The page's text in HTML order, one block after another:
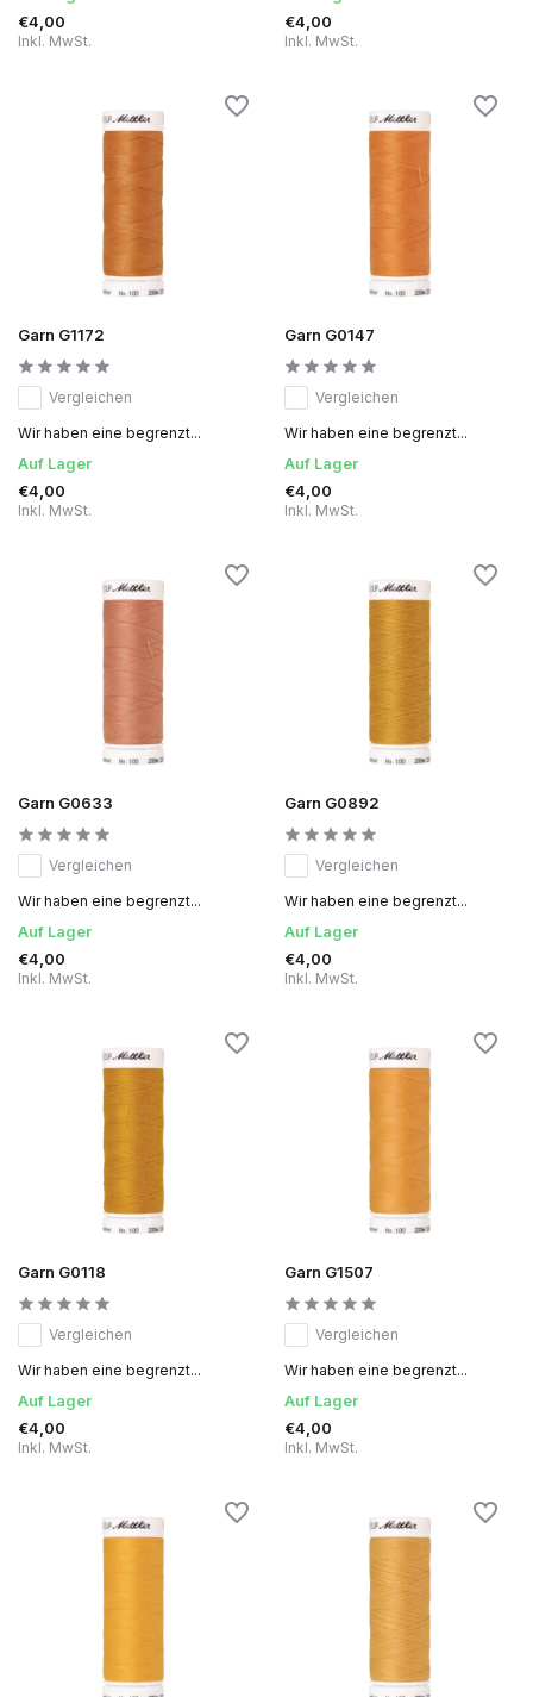
€4,00
Inkl. MwSt.
€4,00
Inkl. MwSt.
Garn G1172
Vergleichen
Wir haben eine begrenzt...
Auf Lager
€4,00
Inkl. MwSt.
Garn G0147
Vergleichen
Wir haben eine begrenzt...
Auf Lager
€4,00
Inkl. MwSt.
Garn G0633
Vergleichen
Wir haben eine begrenzt...
Auf Lager
€4,00
Inkl. MwSt.
Garn G0892
Vergleichen
Wir haben eine begrenzt...
Auf Lager
€4,00
Inkl. MwSt.
Garn G0118
Vergleichen
Wir haben eine begrenzt...
Auf Lager
€4,00
Inkl. MwSt.
Garn G1507
Vergleichen
Wir haben eine begrenzt...
Auf Lager
€4,00
Inkl. MwSt.